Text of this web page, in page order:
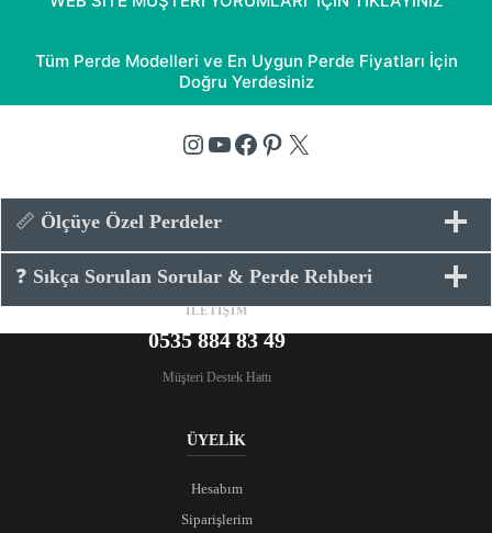
Tüm Perde Modelleri ve En Uygun Perde Fiyatları İçin
Doğru Yerdesiniz
Instagram
YouTube
Facebook
Pinterest
X
📏 Ölçüye Özel Perdeler
❓ Sıkça Sorulan Sorular & Perde Rehberi
İLETİŞİM
0535 884 83 49
Müşteri Destek Hattı
ÜYELİK
Hesabım
Siparişlerim